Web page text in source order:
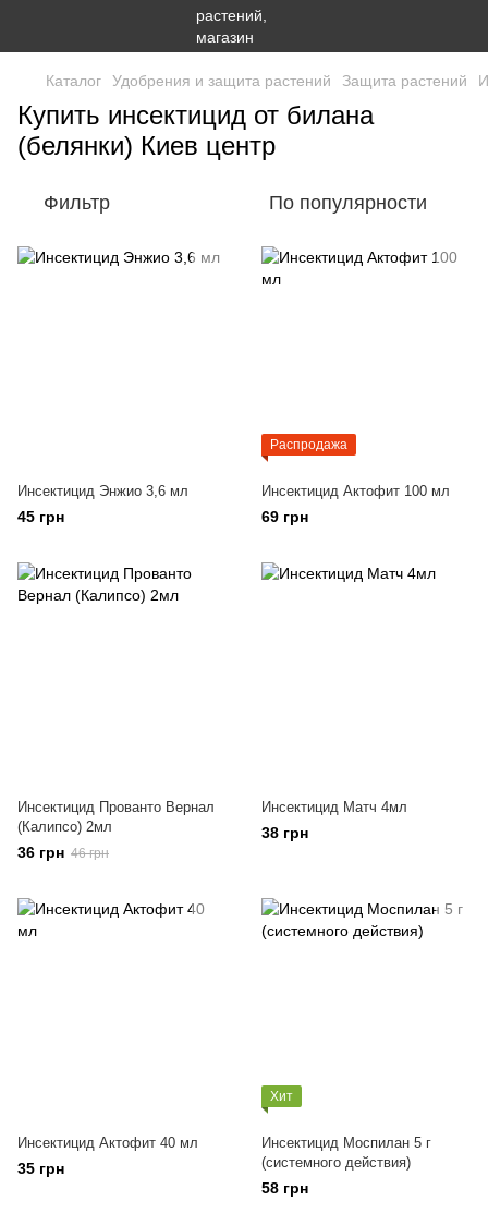
Каталог Удобрения и защита растений Защита растений
Купить инсектицид от билана
(белянки) Киев центр
Фильтр По популярности
Инсектицид Энжио 3,6 мл
45 грн
Распродажа
Инсектицид Актофит 100 мл
69 грн
Инсектицид Прованто Вернал
(Калипсо) 2мл
36 грн 46 грн
Инсектицид Матч 4мл
38 грн
Инсектицид Актофит 40 мл
35 грн
Хит
Инсектицид Моспилан 5 г
(системного действия)
58 грн